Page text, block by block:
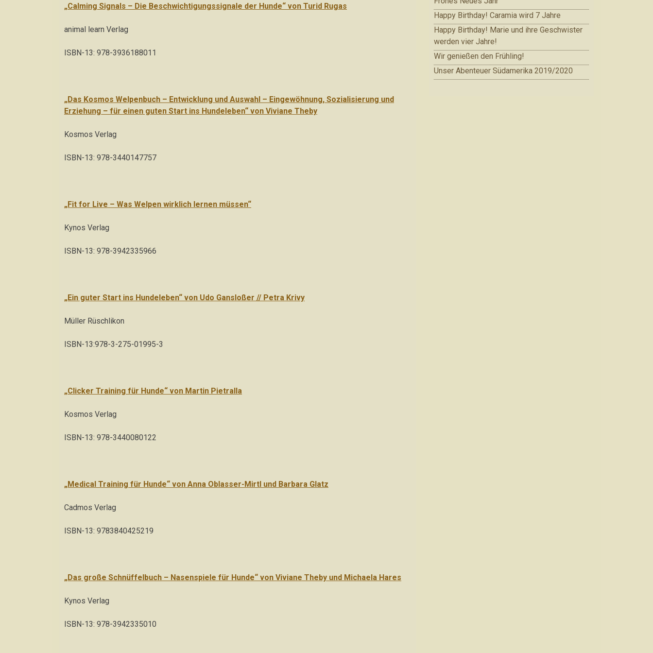
„Calming Signals – Die Beschwichtigungssignale der Hunde“ von Turid Rugas
animal learn Verlag
ISBN-13: 978-3936188011
„Das Kosmos Welpenbuch – Entwicklung und Auswahl – Eingewöhnung, Sozialisierung und
Erziehung – für einen guten Start ins Hundeleben“ von Viviane Theby
Kosmos Verlag
ISBN-13: 978-3440147757
„Fit for Live – Was Welpen wirklich lernen müssen“
Kynos Verlag
ISBN-13: 978-3942335966
„Ein guter Start ins Hundeleben“ von Udo Gansloßer // Petra Krivy
Müller Rüschlikon
ISBN-13:978-3-275-01995-3
„Clicker Training für Hunde“ von Martin Pietralla
Kosmos Verlag
ISBN-13: 978-3440080122
„Medical Training für Hunde“ von Anna Oblasser-Mirtl und Barbara Glatz
Cadmos Verlag
ISBN-13: 9783840425219
„Das große Schnüffelbuch – Nasenspiele für Hunde“ von Viviane Theby und Michaela Hares
Kynos Verlag
ISBN-13: 978-3942335010
Happy Birthday! Caramia wird 7 Jahre
Happy Birthday! Marie und ihre Geschwister
werden vier Jahre!
Wir genießen den Frühling!
Unser Abenteuer Südamerika 2019/2020